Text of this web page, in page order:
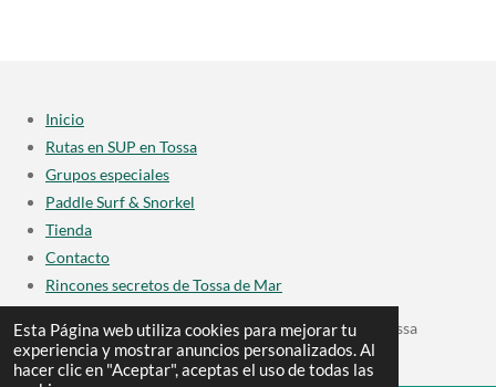
Esta Página web utiliza cookies para mejorar tu
experiencia y mostrar anuncios personalizados. Al
hacer clic en "Aceptar", aceptas el uso de todas las
Inicio
Rutas en SUP en Tossa
Grupos especiales
Paddle Surf & Snorkel
Tienda
Contacto
Rincones secretos de Tossa de Mar
© Todos los derechos reservados · 2024 Paddle Surf Tossa